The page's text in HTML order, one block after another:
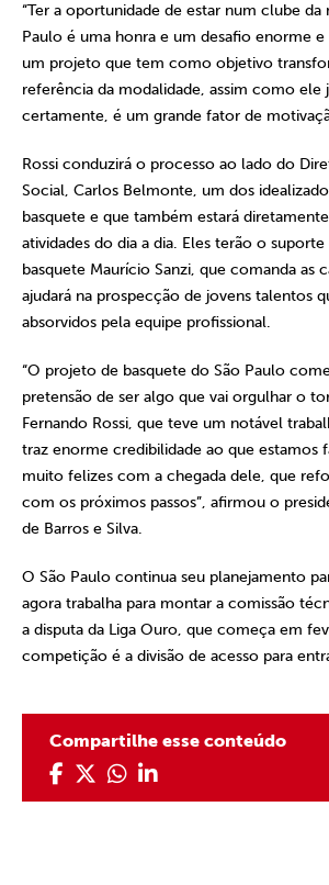
“Ter a oportunidade de estar num clube da
Paulo é uma honra e um desafio enorme
um projeto que tem como objetivo
referência da modalidade, assim como
certamente, é um grande fator de
Rossi conduzirá o processo ao lado do
Social, Carlos Belmonte, um dos
basquete e que também estará
atividades do dia a dia. Eles terão o
basquete Maurício Sanzi, que comanda as
ajudará na prospecção de jovens talentos
absorvidos pela equipe profissional.
“O projeto de basquete do São Paulo
pretensão de ser algo que vai orgulhar o
Fernando Rossi, que teve um notável
traz enorme credibilidade ao que estamos
muito felizes com a chegada dele, que
com os próximos passos”, afirmou o
de Barros e Silva.
O São Paulo continua seu planejamento
agora trabalha para montar a comissão
a disputa da Liga Ouro, que começa em
competição é a divisão de acesso para
Compartilhe esse conteúdo